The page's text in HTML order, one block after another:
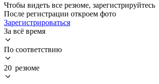
Чтобы видеть все резюме, зарегистрируйтесь
После регистрации откроем фото
Зарегистрироваться
За всё время
По соответствию
20 резюме